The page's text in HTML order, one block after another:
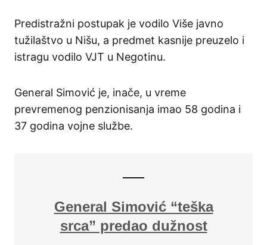
Predistražni postupak je vodilo Više javno
tužilaštvo u Nišu, a predmet kasnije preuzelo i
istragu vodilo VJT u Negotinu.
General Simović je, inače, u vreme
prevremenog penzionisanja imao 58 godina i
37 godina vojne službe.
General Simović “teška
srca” predao dužnost